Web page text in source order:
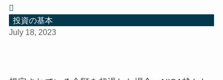
投資の基本
July 18, 2023